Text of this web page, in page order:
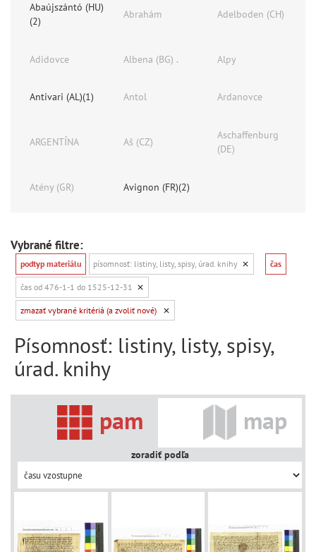
Abaújszántó (HU)
(2)
Abrahám Adelboden (CH)
Adidovce Albena (BG) . Alpy
Antivari (AL)(1) Antol Ardanovce
ARGENTÍNA Aš (CZ)
Aschaffenburg
(DE)
Atény (GR) Avignon (FR)(2)
Vybrané filtre:
podtyp materiálu písomnosť: listiny, listy, spisy, úrad. knihy čas
čas od 476-1-1 do 1525-12-31
zmazať vybrané kritériá (a zvoliť nové)
Písomnosť: listiny, listy, spisy,
úrad. knihy
pam map
zoradiť podľa